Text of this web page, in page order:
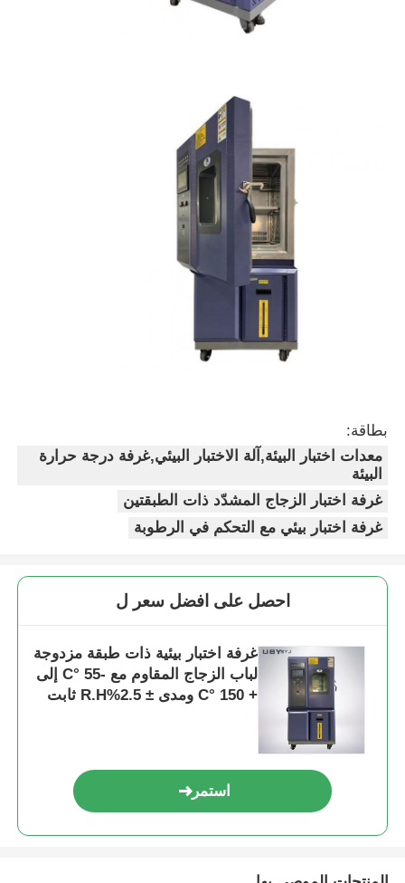
بطاقة:
معدات اختبار البيئة,آلة الاختبار البيئي,غرفة درجة حرارة
البيئة
غرفة اختبار الزجاج المشدّد ذات الطبقتين
غرفة اختبار بيئي مع التحكم في الرطوبة
احصل على افضل سعر ل
غرفة اختبار بيئية ذات طبقة مزدوجة
لباب الزجاج المقاوم مع -55 °C إلى
+ 150 °C ومدى ± 2.5%R.H ثابت
استمر